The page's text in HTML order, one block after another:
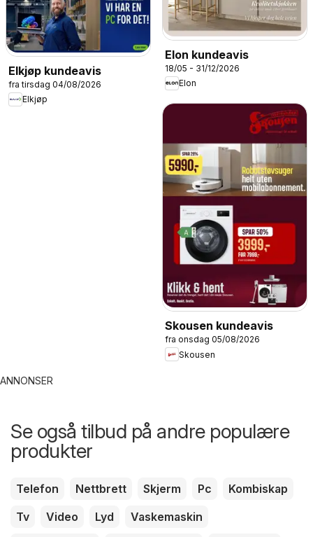
Elkjøp kundeavis
fra tirsdag 04/08/2026
Elkjøp
Elon kundeavis
18/05 - 31/12/2026
Elon
Skousen kundeavis
fra onsdag 05/08/2026
Skousen
ANNONSER
Se også tilbud på andre populære
produkter
Telefon Nettbrett Skjerm Pc
Kombiskap
Tv
Video Lyd
Vaskemaskin